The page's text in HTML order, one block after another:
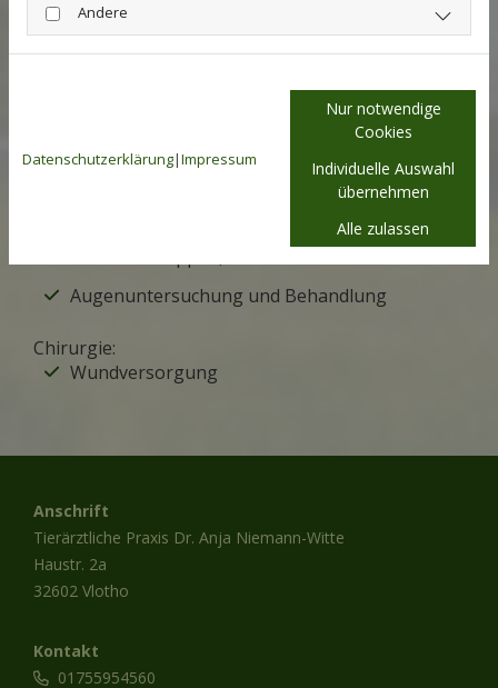
Andrologie:
Zuchttauglichkeitsuntersuchung,
Wolfzahnextraktion, Extraktion von
Augenuntersuchung und Behandlung
Chirurgie:
Wundversorgung
Anschrift
Tierärztliche Praxis Dr. Anja Niemann-Witte
Haustr. 2a
32602 Vlotho
Kontakt
01755954560
Andere
Datenschutzerklärung|Impressum
Nur notwendige
Cookies
Individuelle Auswahl
übernehmen
Alle zulassen